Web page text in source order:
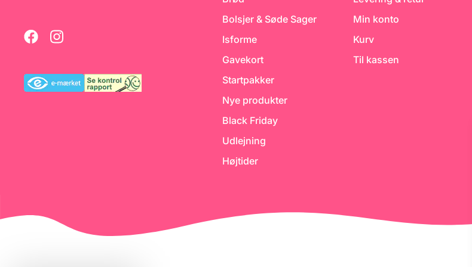
Bolsjer & Søde Sager
Isforme
Gavekort
Startpakker
Nye produkter
Black Friday
Udlejning
Højtider
Min konto
Kurv
Til kassen